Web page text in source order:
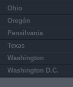
Ohio
Oregón
Pensilvania
Texas
Washington
Washington D.C.